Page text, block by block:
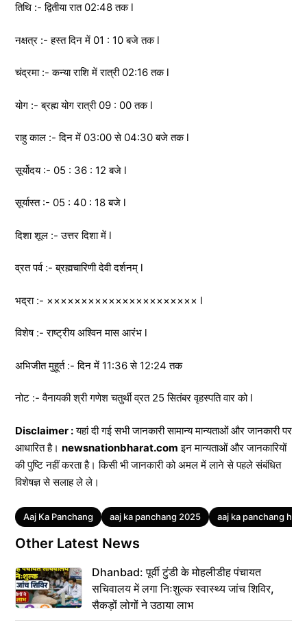
तिथि :- द्वितीया रात 02:48 तक l
नक्षत्र :- हस्त दिन में 01 : 10 बजे तक l
चंद्रमा :- कन्या राशि में रात्री 02:16 तक l
योग :- ब्रह्म योग रात्री 09 : 00 तक l
राहु काल :- दिन में 03:00 से 04:30 बजे तक l
सूर्योदय :- 05 : 36 : 12 बजे l
सूर्यास्त :- 05 : 40 : 18 बजे l
दिशा शूल :- उत्तर दिशा में l
व्रत पर्व :- ब्रह्मचारिणी देवी दर्शनम् l
भद्रा :- ×××××××××××××××××××××× l
विशेष :- राष्ट्रीय अश्विन मास आरंभ l
अभिजीत मुहूर्त :- दिन में 11:36 से 12:24 तक
नोट :- वैनायकी श्री गणेश चतुर्थी व्रत 25 सितंबर वृहस्पति वार को l
Disclaimer :यहां दी गई सभी जानकारी सामान्य मान्यताओं और जानकारी पर
आधारित है। newsnationbharat.com इन मान्यताओं और जानकारियों
की पुष्टि नहीं करता है। किसी भी जानकारी को अमल में लाने से पहले संबंधित
विशेषज्ञ से सलाह ले ले।
Tags
Aaj Ka Panchang aaj ka panchang 2025 aaj ka panchang hindi
Other Latest News
Dhanbad: पूर्वी टुंडी के मोहलीडीह पंचायत
सचिवालय में लगा निःशुल्क स्वास्थ्य जांच शिविर,
सैकड़ों लोगों ने उठाया लाभ